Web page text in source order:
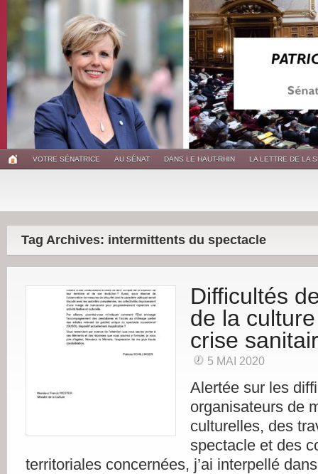
VOTRE SÉNATRICE AU SÉNAT DANS LE HAUT-RHIN LA LETTRE DE LA
Tag Archives: intermittents du spectacle
Difficultés
de la
crise
5 MAI 2020
Alertée sur les
organisateurs de
culturelles, des
spectacle et des
territoriales concernées, j’ai interpellé